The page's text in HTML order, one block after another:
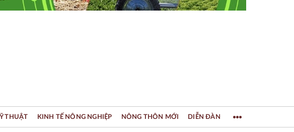
THUẬT KINH TẾ NÔNG NGHIỆP NÔNG THÔN MỚI DIỄN ĐÀN